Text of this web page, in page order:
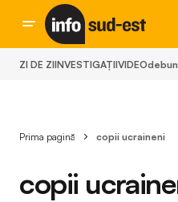
ZI DE ZIINVESTIGAȚIIVIDEO
Prima pagină copii ucraineni
copii